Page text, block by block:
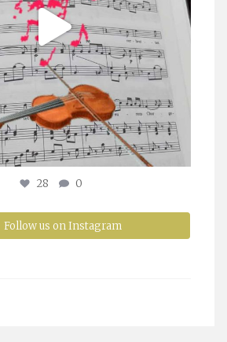
28 0
Follow us on Instagram